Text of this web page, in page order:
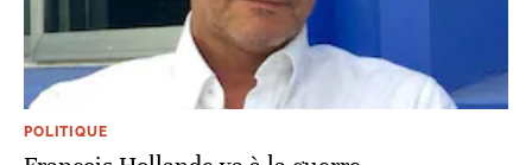
POLITIQUE